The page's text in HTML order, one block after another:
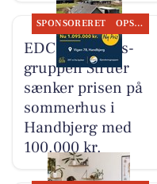
SPONSORERET OPSLAGSTAVLEN
EDC Ejen­doms­
grup­pen Struer
sænker prisen på
sommerhus i
Handbjerg med
100.000 kr.